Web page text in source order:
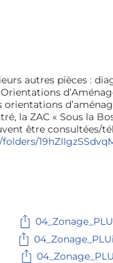
autres pièces :
la ZAC « Sous la
être consultées/